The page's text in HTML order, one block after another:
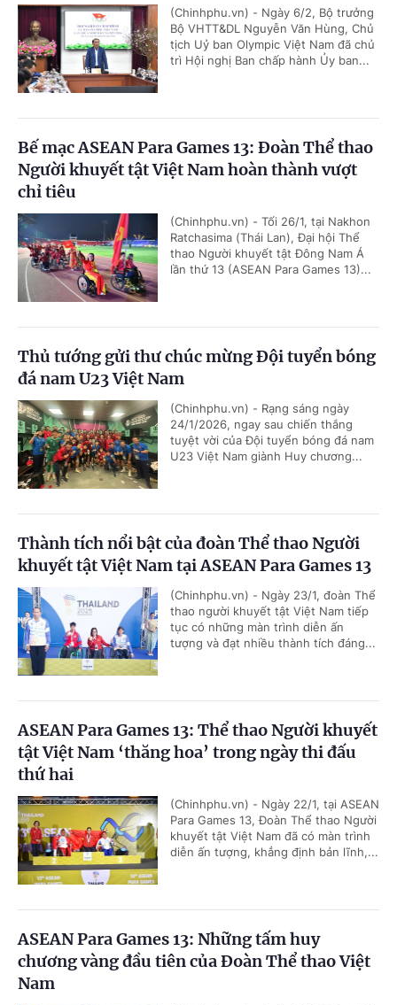
(Chinhphu.vn) - Ngày 6/2, Bộ trưởng
Bộ VHTT&DL Nguyễn Văn Hùng, Chủ
tịch Uỷ ban Olympic Việt Nam đã chủ
trì Hội nghị Ban chấp hành Ủy ban...
Bế mạc ASEAN Para Games 13: Đoàn Thể thao
Người khuyết tật Việt Nam hoàn thành vượt
chỉ tiêu
(Chinhphu.vn) - Tối 26/1, tại Nakhon
Ratchasima (Thái Lan), Đại hội Thể
thao Người khuyết tật Đông Nam Á
lần thứ 13 (ASEAN Para Games 13)...
Thủ tướng gửi thư chúc mừng Đội tuyển bóng
đá nam U23 Việt Nam
(Chinhphu.vn) - Rạng sáng ngày
24/1/2026, ngay sau chiến thắng
tuyệt vời của Đội tuyển bóng đá nam
U23 Việt Nam giành Huy chương...
Thành tích nổi bật của đoàn Thể thao Người
khuyết tật Việt Nam tại ASEAN Para Games 13
(Chinhphu.vn) - Ngày 23/1, đoàn Thể
thao người khuyết tật Việt Nam tiếp
tục có những màn trình diễn ấn
tượng và đạt nhiều thành tích đáng...
ASEAN Para Games 13: Thể thao Người khuyết
tật Việt Nam ‘thăng hoa’ trong ngày thi đấu
thứ hai
(Chinhphu.vn) - Ngày 22/1, tại ASEAN
Para Games 13, Đoàn Thể thao Người
khuyết tật Việt Nam đã có màn trình
diễn ấn tượng, khẳng định bản lĩnh,...
ASEAN Para Games 13: Những tấm huy
chương vàng đầu tiên của Đoàn Thể thao Việt
Nam